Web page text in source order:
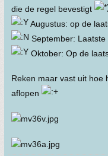
die de regel bevestigt
Augustus: op de
September:
Oktober: Op de
Reken maar vast uit hoe
aflopen